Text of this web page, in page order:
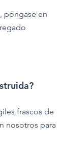
póngase en
frascos de
nosotros para